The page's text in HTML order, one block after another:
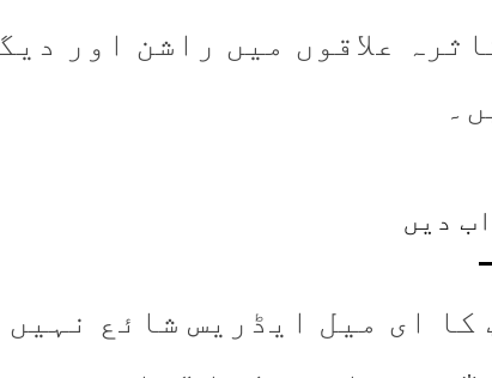
علاقوں میں راشن اور
دیں
کا ای میل ایڈریس شائع نہیں